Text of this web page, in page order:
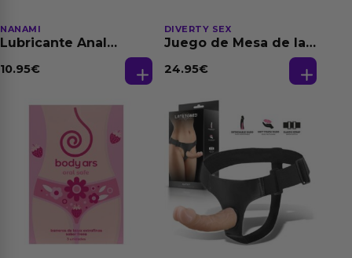
NANAMI
Lubricante Anal
Dilatación Base Agua
10.95€
DIVERTY SEX
Juego de Mesa de las
24.95€